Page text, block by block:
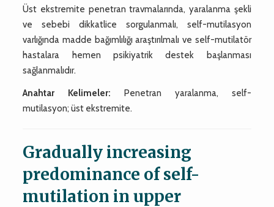
Üst ekstremite penetran travmalarında, yaralanma şekli
ve sebebi dikkatlice sorgulanmalı, self-mutilasyon
varlığında madde bağımlılığı araştırılmalı ve self-mutilatör
hastalara hemen psikiyatrik destek başlanması
sağlanmalıdır.
Anahtar Kelimeler: Penetran yaralanma, self-
mutilasyon; üst ekstremite.
Gradually increasing
predominance of self-
mutilation in upper